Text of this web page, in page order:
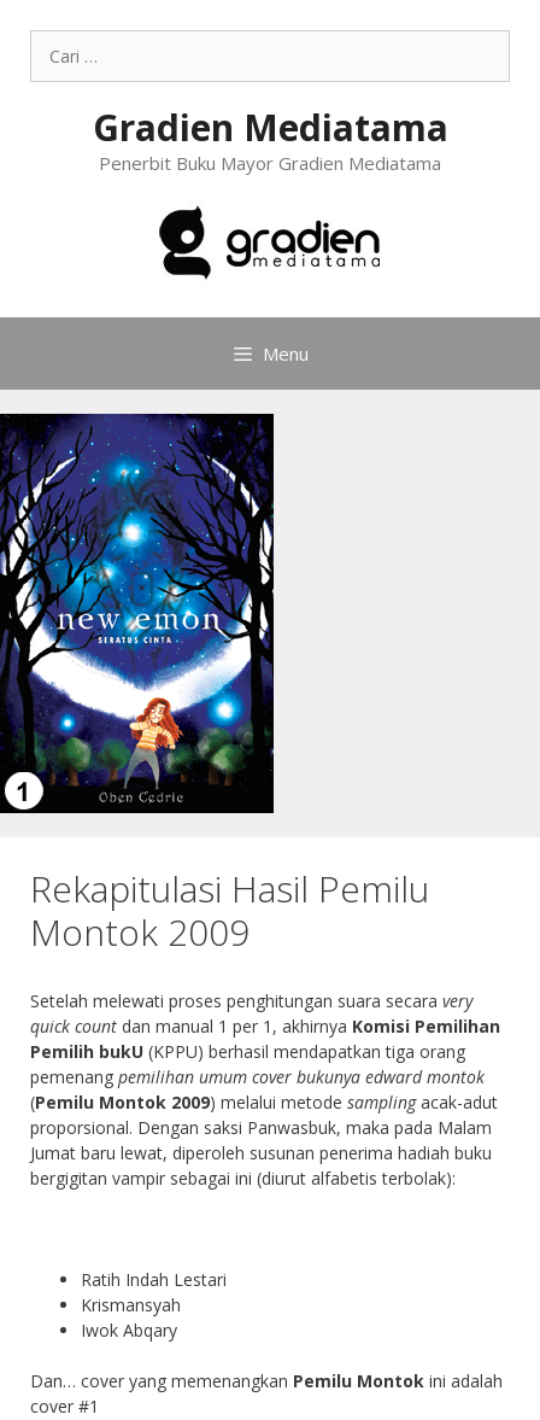
Gradien Mediatama
Penerbit Buku Mayor Gradien Mediatama
Menu
Rekapitulasi Hasil Pemilu
Montok 2009
Setelah melewati proses penghitungan suara secara very
quick count dan manual 1 per 1, akhirnya Komisi Pemilihan
Pemilih bukU (KPPU) berhasil mendapatkan tiga orang
pemenang pemilihan umum cover bukunya edward montok
(Pemilu Montok 2009) melalui metode samplingacak-adut
proporsional. Dengan saksi Panwasbuk, maka pada Malam
Jumat baru lewat, diperoleh susunan penerima hadiah buku
bergigitan vampir sebagai ini (diurut alfabetis terbolak):
Ratih Indah Lestari
Krismansyah
Iwok Abqary
Dan… cover yang memenangkan Pemilu Montok ini adalah
cover #1